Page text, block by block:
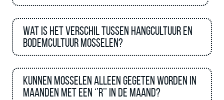
Wat is het verschil tussen hangcultuur en
bodemcultuur mosselen?
Kunnen mosselen alleen gegeten worden in
maanden met een ‘’R’’ in de maand?